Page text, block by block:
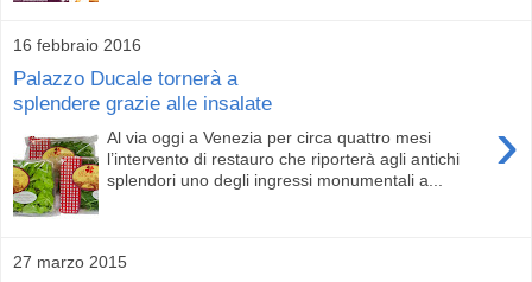
16 febbraio 2016
Palazzo Ducale tornerà a
splendere grazie alle insalate
›
Al via oggi a Venezia per circa quattro mesi
l’intervento di restauro che riporterà agli antichi
splendori uno degli ingressi monumentali a...
27 marzo 2015